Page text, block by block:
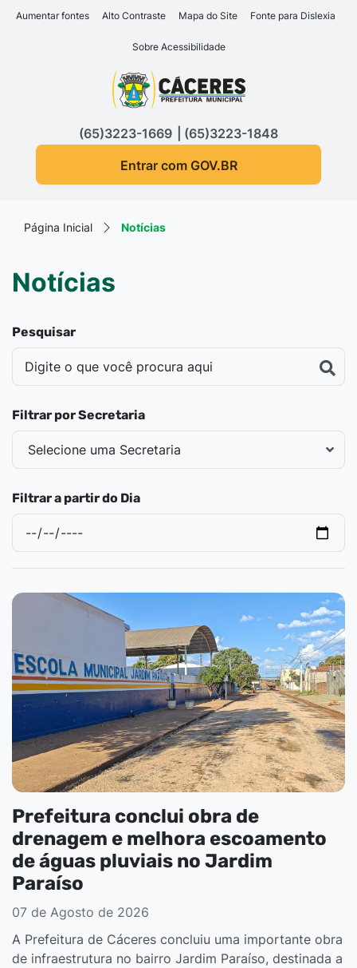
Seção de atalhos e links
Ir para o conteúdo [alt+1]
Ir para o rodapé [alt+4]
Aumentar fontes Alto Contraste Mapa do Site Fonte para Dislexia
Sobre Acessibilidade
Seção do menu principal
(65)3223-1669
(65)3223-1848
Entrar com GOV.BR
Página Inicial Notícias
Notícias
Pesquisar
Filtrar por Secretaria
Filtrar a partir do Dia
Prefeitura conclui obra de
drenagem e melhora escoamento
de águas pluviais no Jardim
Paraíso
07 de Agosto de 2026
A Prefeitura de Cáceres concluiu uma importante obra
de infraestrutura no bairro Jardim Paraíso, destinada a